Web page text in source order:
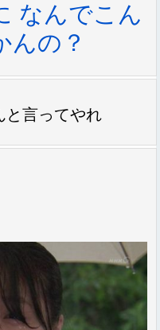
なんでこん
んの？
と言ってやれ